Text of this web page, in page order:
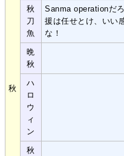
秋
秋
刀
魚
Sanma operationだ
援は任せとけ、いい
な！
晩
秋
ハ
ロ
ウ
ィ
ン
秋